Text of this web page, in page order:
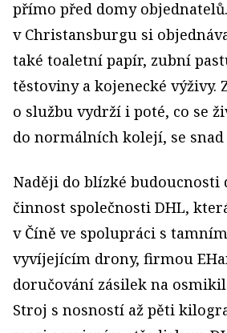
přímo před domy
v Christansburgu si
také toaletní papír, zubní
těstoviny a kojenecké výživy.
o službu vydrží i poté, co se
do normálních kolejí, se snad
Naději do blízké budoucnosti
činnost společnosti DHL,
v Číně ve spolupráci s
vyvíjejícím drony, firmou
doručování zásilek na
Stroj s nosností až pěti